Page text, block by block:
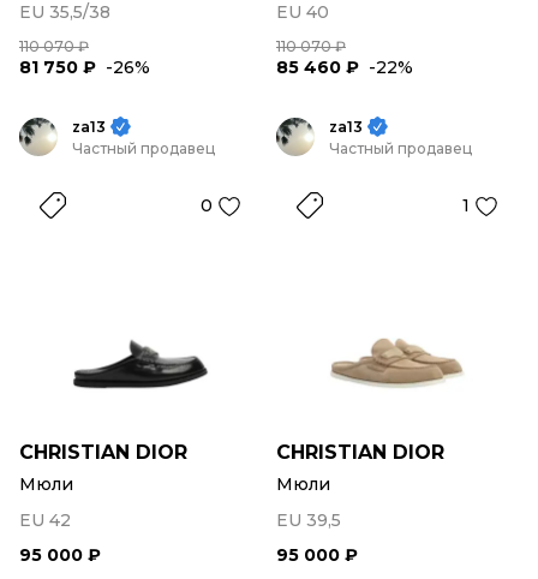
EU 35,5/38
110 070 ₽
81 750 ₽ -26%
EU 40
110 070 ₽
85 460 ₽ -22%
za13
Частный продавец
0
CHRISTIAN DIOR
Мюли
EU 42
95 000 ₽
za13
Частный продавец
1
CHRISTIAN DIOR
Мюли
EU 39,5
95 000 ₽